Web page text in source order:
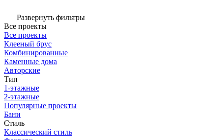
Развернуть фильтры
Все проекты
Все проекты
Клееный брус
Комбинированные
Каменные дома
Авторские
Тип
1-этажные
2-этажные
Популярные проекты
Бани
Стиль
Классический стиль